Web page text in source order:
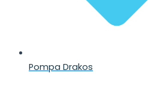
Pompa Drakos